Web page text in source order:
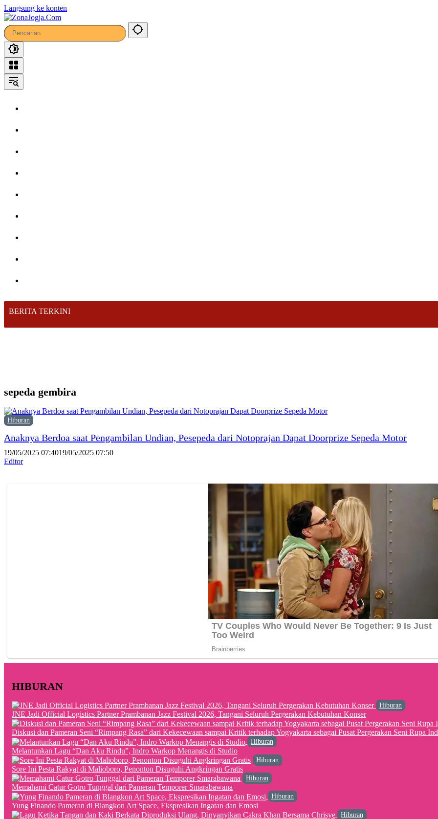
Langsung ke konten
BERITA TERKINI
sepeda gembira
Hiburan
Anaknya Berdoa saat Pengambilan Undian, Pesepeda dari Notoprajan Dapat Doorprize Sepeda Motor
19/05/2025 07:4019/05/2025 07:50
Editor
HIBURAN
Hiburan
JNE Jadi Official Logistics Partner Prambanan Jazz Festival 2026, Tangani Seluruh Pergerakan Kebutuhan Konser
Diskusi dan Pameran Seni “Rimpang Rasa” dari Kekecewaan sampai Kritik terhadap Yogyakarta sebagai Pusat Pergerakan Seni Rupa
Hiburan
Melantunkan Lagu “Dan Aku Rindu”, Indro Warkop Menangis di Studio
Hiburan
Sore Ini Pesta Rakyat di Malioboro, Penonton Disuguhi Angkringan Gratis
Hiburan
Memahami Catur Gotro Tunggal dari Pameran Temporer Smarabawana
Hiburan
Yung Finando Pameran di Blangkon Art Space, Ekspresikan Ingatan dan Emosi
Hiburan